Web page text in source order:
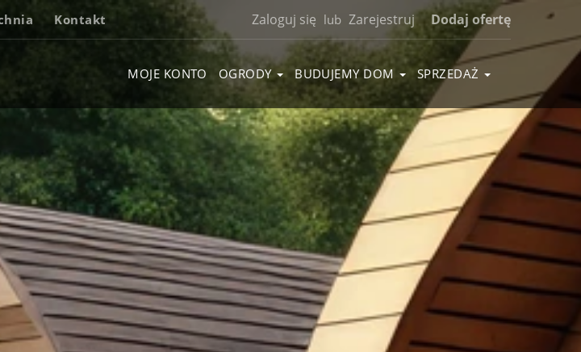
Kontakt Zaloguj się lub Zarejestruj Dodaj ofertę
MOJE KONTO OGRODY BUDUJEMY DOM SPRZEDAŻ